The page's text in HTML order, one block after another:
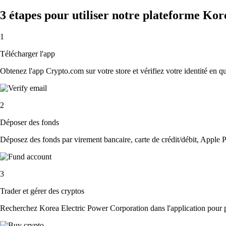
3 étapes pour utiliser notre plateforme
1
Télécharger l'app
Obtenez l'app Crypto.com sur votre store et vérifiez votre identité en
2
Déposer des fonds
Déposez des fonds par virement bancaire, carte de crédit/débit,
3
Trader et gérer des cryptos
Recherchez Korea Electric Power Corporation dans l'application